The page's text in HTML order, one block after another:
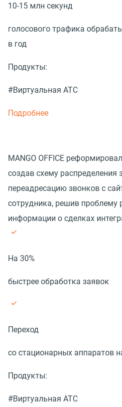
10-15 млн секунд
голосового трафика
в год
Продукты:
#Виртуальная АТС
Подробнее
MANGO OFFICE
создав схему распределения
переадресацию звонков с
сотрудника, решив проблему
информации о сделках
На 30%
быстрее обработка заявок
Переход
со стационарных аппаратов
Продукты:
#Виртуальная АТС